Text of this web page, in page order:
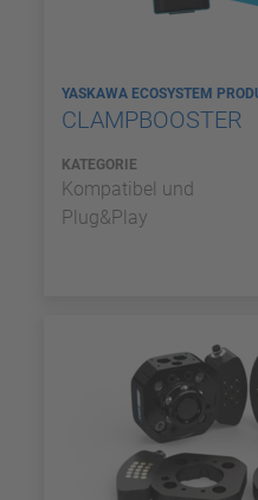
YASKAWA ECOSYSTEM
CLAMPBOOSTER
KATEGORIE
Kompatibel und
Plug&Play